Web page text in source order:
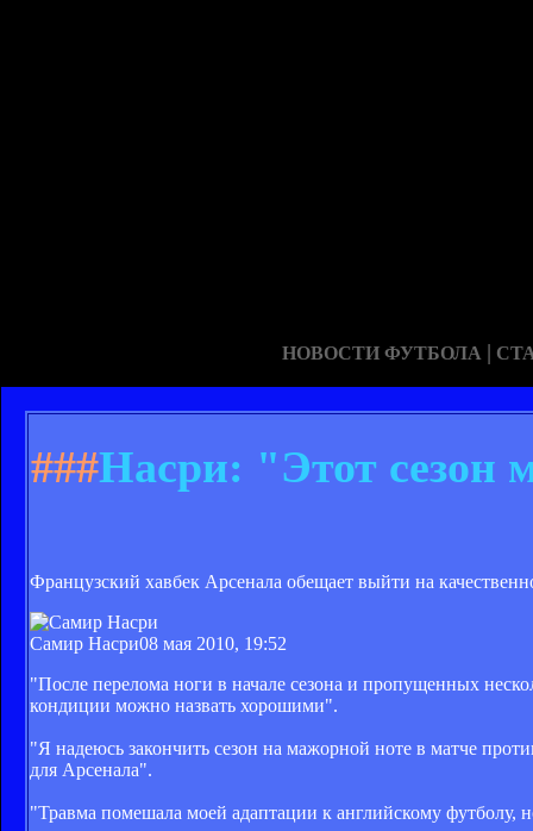
НОВОСТИ ФУТБОЛА |
###Насри: "Этот сезон
Французский хавбек Арсенала обещает выйти на
Самир Насри08 мая 2010, 19:52
"После перелома ноги в начале сезона и пропущенных
кондиции можно назвать хорошими".
"Я надеюсь закончить сезон на мажорной ноте в матче
для Арсенала".
"Травма помешала моей адаптации к английскому футболу,